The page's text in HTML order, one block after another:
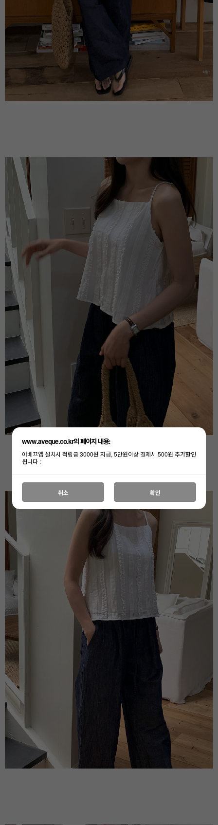
www.aveque.co.kr의 페이지 내용:
아베끄앱 설치시 적립금 3000원 지급, 5만원이상 결제시 500원 추가할인
됩니다 :
취소 확인